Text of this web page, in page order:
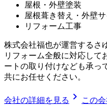
屋根・外壁塗装
屋根葺き替え・外壁
リフォーム工事
株式会社福也が運営するさ
リフォーム全般に対応して
ートの取り付けなども承っ
共にお任せください。
会社の詳細を見る chevron_right この